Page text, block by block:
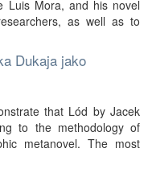
Luis Mora, and his novel
as well as to
Dukaja jako
that Lód by Jacek
to the methodology of
metanovel. The most